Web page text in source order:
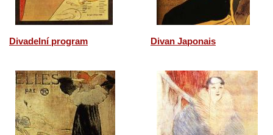
Divadelní program Divan Japonais